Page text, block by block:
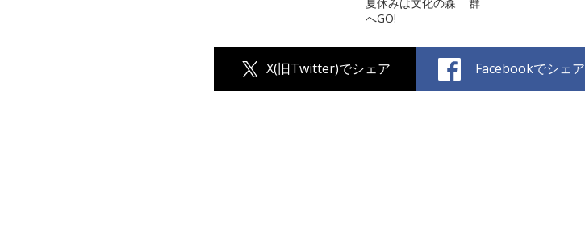
夏休みは文化の森
へGO!
群
X(旧Twitter)でシェア Facebookでシェア